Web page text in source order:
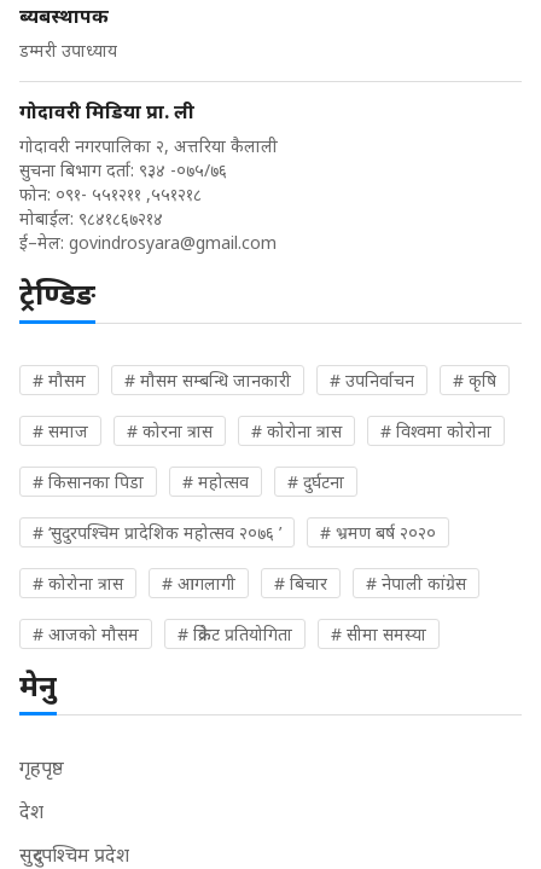
ब्यबस्थापक
डम्मरी उपाध्याय
गोदावरी मिडिया प्रा. ली
गोदावरी नगरपालिका २, अत्तरिया कैलाली
सुचना बिभाग दर्ता: ९३४ -०७५/७६
फोन: ०९१- ५५१२११ ,५५१२१८
मोबाईल: ९८४१८६७२१४
ई–मेल: govindrosyara@gmail.com
ट्रेण्डिङ
# मौसम # मौसम सम्बन्धि जानकारी # उपनिर्वाचन # कृषि
# समाज # कोरना त्रास # कोरोना त्रास # विश्वमा कोरोना
# किसानका पिडा # महोत्सव # दुर्घटना
# ‘सुदुरपश्चिम प्रादेशिक महोत्सव २०७६ ’ # भ्रमण बर्ष २०२०
# कोरोना त्रास # आगलागी # बिचार # नेपाली कांग्रेस
# आजको मौसम # क्रिकेट प्रतियोगिता # सीमा समस्या
मेनु
गृहपृष्ठ
देश
सुदुरपश्चिम प्रदेश